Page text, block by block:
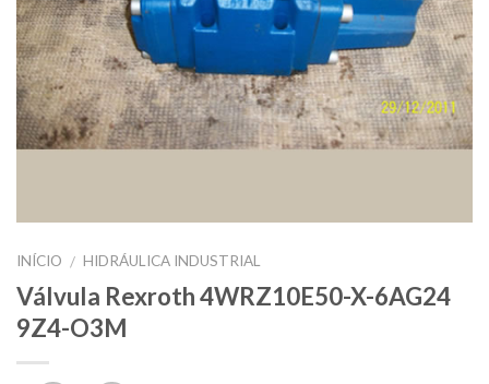
INÍCIO / HIDRÁULICA INDUSTRIAL
Válvula Rexroth 4WRZ10E50-X-6AG24
9Z4-O3M